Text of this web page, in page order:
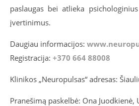
paslaugas bei atlieka
įvertinimus.
Daugiau informacijos:
Registracija: +370 664 88008
Klinikos „Neuropulsas“ adresas:
Pranešimą paskelbė: Ona Juodkienė,